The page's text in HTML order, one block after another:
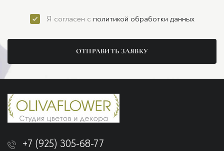
Я согласен с политикой обработки данных
ОТПРАВИТЬ ЗАЯВКУ
+7 (925) 305-68-77